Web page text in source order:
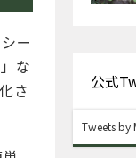
ー
な
さ
公式
Tweets by